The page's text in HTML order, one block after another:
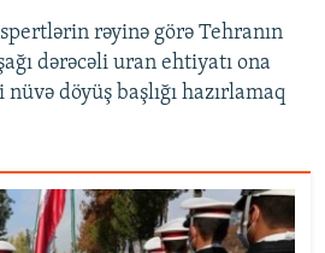
rəyinə görə Tehranın
dərəcəli uran ehtiyatı ona
döyüş başlığı hazırlamaq